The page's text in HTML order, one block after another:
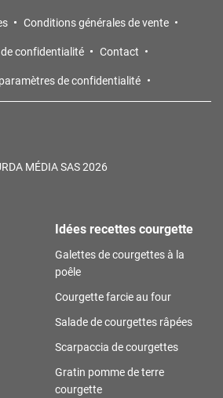
Conditions générales de vente
confidentialité
Contact
de confidentialité
MÉDIA SAS 2026
Idées recettes courgette
Galettes de courgettes à la
poêle
Courgette farcie au four
Salade de courgettes râpées
Scarpaccia de courgettes
Gratin pomme de terre
courgette